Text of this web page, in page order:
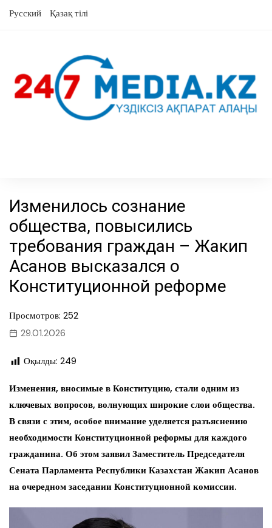
Русский Қазақ тілі
Изменилось сознание
общества, повысились
требования граждан – Жакип
Асанов высказался о
Конституционной реформе
Просмотров: 252
29.01.2026
Оқылды: 249
Изменения, вносимые в Конституцию, стали одним из
ключевых вопросов, волнующих широкие слои общества.
В связи с этим, особое внимание уделяется разъяснению
необходимости Конституционной реформы для каждого
гражданина. Об этом заявил Заместитель Председателя
Сената Парламента Республики Казахстан Жакип Асанов
на очередном заседании Конституционной комиссии.